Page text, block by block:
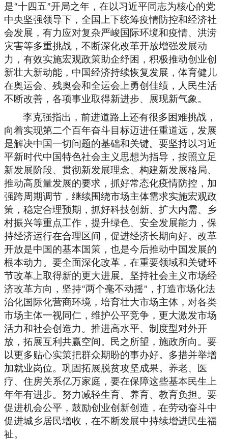
是“十四五”开局之年，在以习近平同志为核心的党
中央坚强领导下，全国上下统筹疫情防控和经济社
会发展，有力应对复杂严峻国际环境和疫情、洪涝
灾害等多重挑战，不断深化改革开放增强发展动
力，有效实施宏观政策助企纾困，积极推动创业创
新壮大新动能，中国经济持续恢复发展，体育健儿
在奥运会、残奥会和全运会上勇创佳绩，人民生活
不断改善，各项事业取得新进步、展现新气象。
李克强指出，前进道路上还有很多困难挑战，
向着实现第二个百年奋斗目标迈进任重道远，发展
是解决中国一切问题的基础和关键。要坚持以习近
平新时代中国特色社会主义思想为指导，按照立足
新发展阶段、贯彻新发展理念、构建新发展格局、
推动高质量发展的要求，抓好常态化疫情防控，加
强跨周期调节，继续围绕市场主体需求实施宏观政
策，稳定合理预期，抓好科技创新、扩大内需、乡
村振兴等重点工作，提升绿色、安全发展能力，保
持经济运行在合理区间，促进经济长期向好。改革
开放是中国的基本国策，也是今后推动中国发展的
根本动力。要全面深化改革，在重要领域和关键环
节改革上取得新的更大进展。坚持社会主义市场经
济改革方向，坚持“两个毫不动摇” ，打造市场化法
治化国际化营商环境，培育壮大市场主体，对各类
市场主体一视同仁，维护公平竞争，更大激发市场
活力和社会创造力。推进高水平、制度型对外开
放，拓展互利共赢空间。民之所望，施政所向。要
以更多贴心实策把群众期盼的事办好。多措并举增
加就业岗位。巩固拓展脱贫攻坚成果。养老、医
疗、住房关系亿万家庭，要在保障这些基本民生上
年年有进步。努力减轻生育、养育、教育负担。要
促进机会公平，鼓励创业创新创造，在劳动奋斗中
促进城乡居民增收，在不断发展中持续增进民生福
祉。